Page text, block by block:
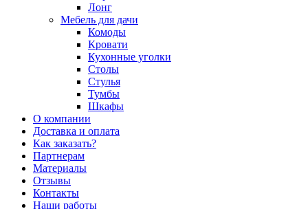
Лонг
Мебель для дачи
Комоды
Кровати
Кухонные уголки
Столы
Стулья
Тумбы
Шкафы
О компании
Доставка и оплата
Как заказать?
Партнерам
Материалы
Отзывы
Контакты
Наши работы